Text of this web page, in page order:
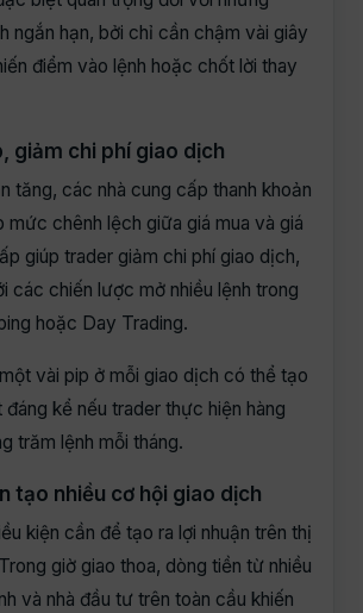
ngắn hạn, bởi chỉ cần chậm vài giây
điểm vào lệnh hoặc chốt lời thay
giảm chi phí giao dịch
tăng, các nhà cung cấp thanh khoản
mức chênh lệch giữa giá mua và giá
giúp trader giảm chi phí giao dịch,
các chiến lược mở nhiều lệnh trong
hoặc Day Trading.
vài pip ở mỗi giao dịch có thể tạo
kể nếu trader thực hiện hàng
trăm lệnh mỗi tháng.
tạo nhiều cơ hội giao dịch
kiện cần để tạo ra lợi nhuận trên thị
giờ giao thoa, dòng tiền từ nhiều
và nhà đầu tư trên toàn cầu khiến